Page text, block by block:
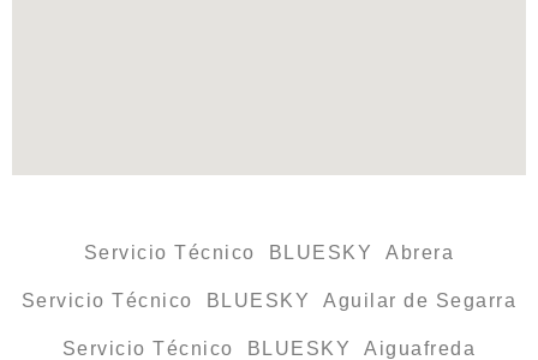
Servicio Técnico BLUESKY Abrera
Servicio Técnico BLUESKY Aguilar de Segarra
Servicio Técnico BLUESKY Aiguafreda